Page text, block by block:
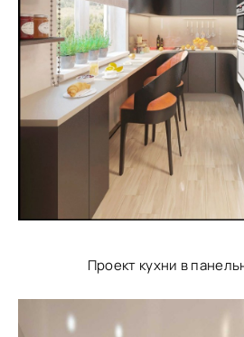
Проект кухни в